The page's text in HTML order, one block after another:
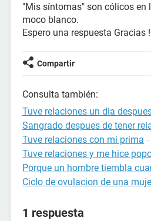
"Mis síntomas" son cólicos
moco blanco.
Espero una respuesta Gracias !
Compartir
Consulta también:
Tuve relaciones un dia
Sangrado despues de tener
Tuve relaciones con mi prima -
Tuve relaciones y me hice
Porque un hombre tiembla
Ciclo de ovulacion de una
1 respuesta